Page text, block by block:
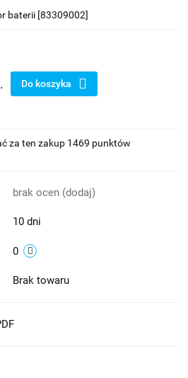
baterii [83309002]
Do koszyka
za ten zakup 1469 punktów
brak ocen (dodaj)
10 dni
0
Brak towaru